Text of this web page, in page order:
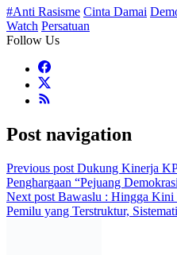
#Anti Rasisme Cinta Damai
Watch Persatuan
Follow Us
Post navigation
Previous post Dukung Kinerja
Penghargaan “Pejuang
Next post Bawaslu : Hingga Kini
Pemilu yang Terstruktur,